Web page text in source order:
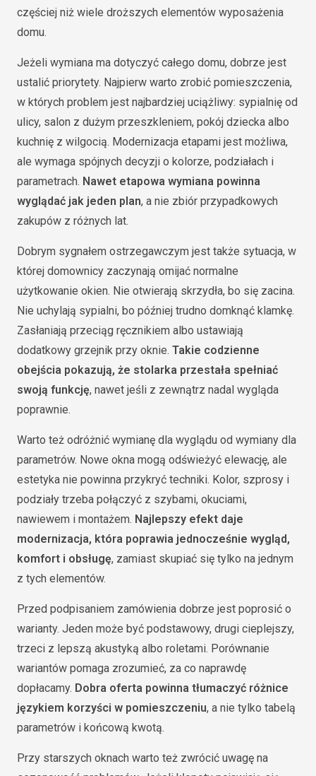
częściej niż wiele droższych elementów wyposażenia
domu.
Jeżeli wymiana ma dotyczyć całego domu, dobrze jest
ustalić priorytety. Najpierw warto zrobić pomieszczenia,
w których problem jest najbardziej uciążliwy: sypialnię od
ulicy, salon z dużym przeszkleniem, pokój dziecka albo
kuchnię z wilgocią. Modernizacja etapami jest możliwa,
ale wymaga spójnych decyzji o kolorze, podziałach i
parametrach. Nawet etapowa wymiana powinna
wyglądać jak jeden plan, a nie zbiór przypadkowych
zakupów z różnych lat.
Dobrym sygnałem ostrzegawczym jest także sytuacja, w
której domownicy zaczynają omijać normalne
użytkowanie okien. Nie otwierają skrzydła, bo się zacina.
Nie uchylają sypialni, bo później trudno domknąć klamkę.
Zasłaniają przeciąg ręcznikiem albo ustawiają
dodatkowy grzejnik przy oknie. Takie codzienne
obejścia pokazują, że stolarka przestała spełniać
swoją funkcję, nawet jeśli z zewnątrz nadal wygląda
poprawnie.
Warto też odróżnić wymianę dla wyglądu od wymiany dla
parametrów. Nowe okna mogą odświeżyć elewację, ale
estetyka nie powinna przykryć techniki. Kolor, szprosy i
podziały trzeba połączyć z szybami, okuciami,
nawiewem i montażem. Najlepszy efekt daje
modernizacja, która poprawia jednocześnie wygląd,
komfort i obsługę, zamiast skupiać się tylko na jednym
z tych elementów.
Przed podpisaniem zamówienia dobrze jest poprosić o
warianty. Jeden może być podstawowy, drugi cieplejszy,
trzeci z lepszą akustyką albo roletami. Porównanie
wariantów pomaga zrozumieć, za co naprawdę
dopłacamy. Dobra oferta powinna tłumaczyć różnice
językiem korzyści w pomieszczeniu, a nie tylko tabelą
parametrów i końcową kwotą.
Przy starszych oknach warto też zwrócić uwagę na